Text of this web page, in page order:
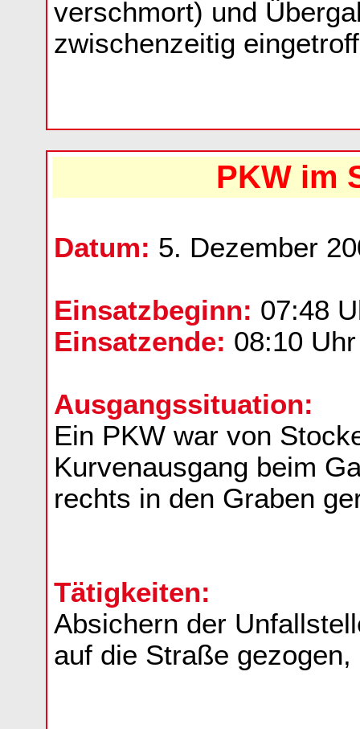
verschmort) und
zwischenzeitig
PKW im
Datum: 5. Dezember
Einsatzbeginn: 07:48
Einsatzende: 08:10 Uhr
Ausgangssituation:
Ein PKW war von
Kurvenausgang beim
rechts in den Graben
Tätigkeiten:
Absichern der
auf die Straße